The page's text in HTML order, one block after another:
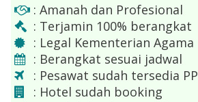
: Amanah dan Profesional
: Terjamin 100% berangkat
: Legal Kementerian Agama
: Berangkat sesuai jadwal
: Pesawat sudah tersedia PP
: Hotel sudah booking